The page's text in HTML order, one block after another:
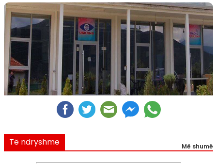
Të ndryshme Më shumë